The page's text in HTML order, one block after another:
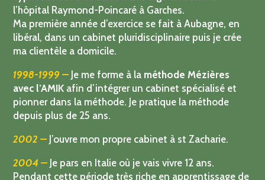
cyphoses sévèressuite à un stage effectué à
l’hôpital Raymond-Poincaré à Garches.
Ma première année d’exercice se fait à Aubagne, en
libéral, dans un cabinet pluridisciplinaire puis je crée
1998-1999 –Je me forme à laméthode Mézières
avec l’AMIKafin d’intégrer un cabinet spécialisé et
pionner dans la méthode. Je pratique la méthode
2004 –Je pars en Italie où je vais vivre 12 ans.